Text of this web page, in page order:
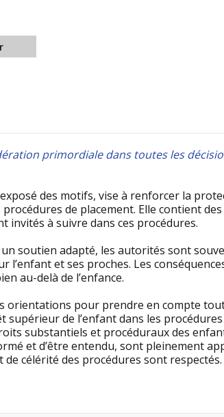
primordiale dans toutes les
des motifs, vise à renforcer la
de placement. Elle contient des
invités à suivre dans ces procédures.
soutien adapté, les autorités sont
et ses proches. Les
au-delà de l’enfance.
orientations pour prendre en compte
supérieur de l’enfant dans les
substantiels et procéduraux des
et d’être entendu, sont pleinement
célérité des procédures sont respectés.